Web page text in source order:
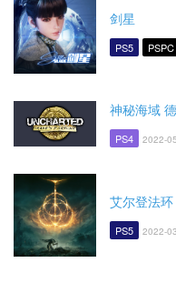
剑星
PS5 PSPC
神秘海域
PS4 2022-
艾尔登法环
PS5 2022-